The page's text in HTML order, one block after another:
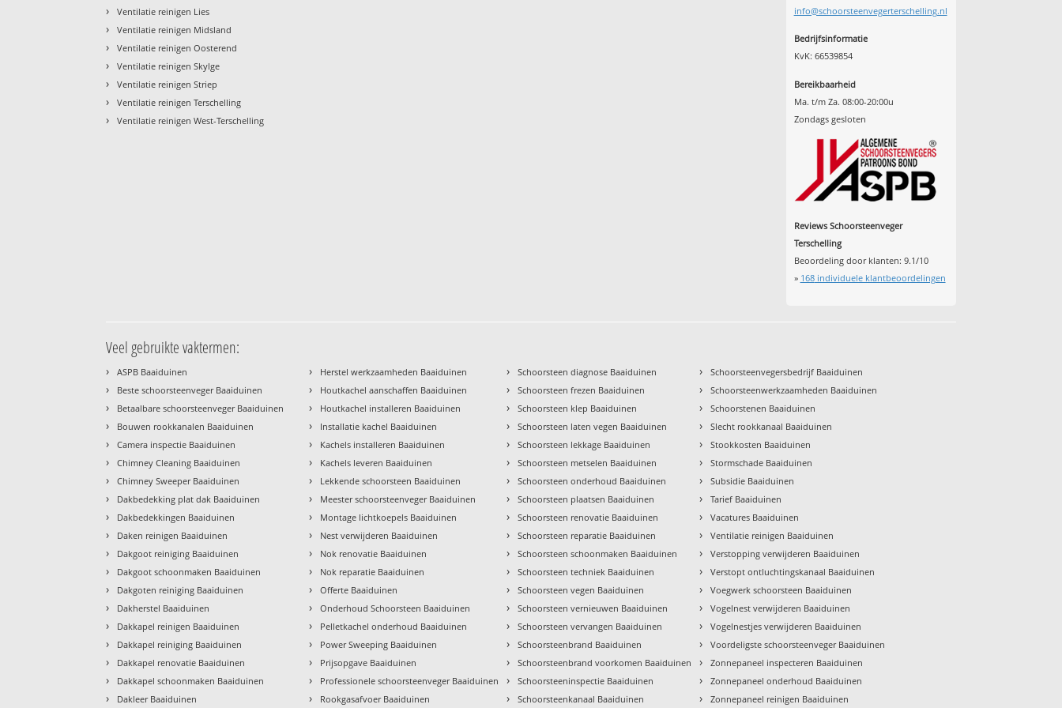
›
Ventilatie reinigen Lies
› Ventilatie reinigen Midsland
› Ventilatie reinigen Oosterend
› Ventilatie reinigen Skylge
› Ventilatie reinigen Striep
› Ventilatie reinigen Terschelling
› Ventilatie reinigen West-Terschelling
info@schoorsteenvegerterschelling.nl
Bedrijfsinformatie
KvK: 66539854
Bereikbaarheid
Ma. t/m Za. 08:00-20:00u
Zondags gesloten
Reviews Schoorsteenveger
Terschelling
Beoordeling door klanten: 9.1/10
» 168individuele klantbeoordelingen
Veel gebruikte vaktermen:
› ASPB Baaiduinen
› Beste schoorsteenveger Baaiduinen
› Betaalbare schoorsteenveger Baaiduinen
› Bouwen rookkanalen Baaiduinen
› Camera inspectie Baaiduinen
› Chimney Cleaning Baaiduinen
› Chimney Sweeper Baaiduinen
› Dakbedekking plat dak Baaiduinen
› Dakbedekkingen Baaiduinen
› Daken reinigen Baaiduinen
› Dakgoot reiniging Baaiduinen
› Dakgoot schoonmaken Baaiduinen
› Dakgoten reiniging Baaiduinen
› Dakherstel Baaiduinen
› Dakkapel reinigen Baaiduinen
› Dakkapel reiniging Baaiduinen
› Dakkapel renovatie Baaiduinen
› Dakkapel schoonmaken Baaiduinen
› Dakleer Baaiduinen
› Herstel werkzaamheden Baaiduinen
› Houtkachel aanschaffen Baaiduinen
› Houtkachel installeren Baaiduinen
› Installatie kachel Baaiduinen
› Kachels installeren Baaiduinen
› Kachels leveren Baaiduinen
› Lekkende schoorsteen Baaiduinen
› Meester schoorsteenveger Baaiduinen
› Montage lichtkoepels Baaiduinen
› Nest verwijderen Baaiduinen
› Nok renovatie Baaiduinen
› Nok reparatie Baaiduinen
› Offerte Baaiduinen
› Onderhoud Schoorsteen Baaiduinen
› Pelletkachel onderhoud Baaiduinen
› Power Sweeping Baaiduinen
› Prijsopgave Baaiduinen
› Professionele schoorsteenveger Baaiduinen
› Rookgasafvoer Baaiduinen
› Schoorsteen diagnose Baaiduinen
› Schoorsteen frezen Baaiduinen
› Schoorsteen klep Baaiduinen
› Schoorsteen laten vegen Baaiduinen
› Schoorsteen lekkage Baaiduinen
› Schoorsteen metselen Baaiduinen
› Schoorsteen onderhoud Baaiduinen
› Schoorsteen plaatsen Baaiduinen
› Schoorsteen renovatie Baaiduinen
› Schoorsteen reparatie Baaiduinen
› Schoorsteen schoonmaken Baaiduinen
› Schoorsteen techniek Baaiduinen
› Schoorsteen vegen Baaiduinen
› Schoorsteen vernieuwen Baaiduinen
› Schoorsteen vervangen Baaiduinen
› Schoorsteenbrand Baaiduinen
› Schoorsteenbrand voorkomen Baaiduinen
› Schoorsteeninspectie Baaiduinen
› Schoorsteenkanaal Baaiduinen
› Schoorsteenvegersbedrijf Baaiduinen
› Schoorsteenwerkzaamheden Baaiduinen
› Schoorstenen Baaiduinen
› Slecht rookkanaal Baaiduinen
› Stookkosten Baaiduinen
› Stormschade Baaiduinen
› Subsidie Baaiduinen
› Tarief Baaiduinen
› Vacatures Baaiduinen
› Ventilatie reinigen Baaiduinen
› Verstopping verwijderen Baaiduinen
› Verstopt ontluchtingskanaal Baaiduinen
› Voegwerk schoorsteen Baaiduinen
› Vogelnest verwijderen Baaiduinen
› Vogelnestjes verwijderen Baaiduinen
› Voordeligste schoorsteenveger Baaiduinen
› Zonnepaneel inspecteren Baaiduinen
› Zonnepaneel onderhoud Baaiduinen
› Zonnepaneel reinigen Baaiduinen